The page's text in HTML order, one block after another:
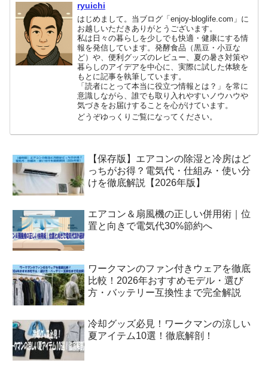
ryuichi
はじめまして。当ブログ「enjoy-bloglife.com」に
お越しいただきありがとうございます。
私は日々の暮らしを少しでも快適・健康にする情
報を発信しています。発酵食品（黒豆・小豆な
ど）や、便利グッズのレビュー、夏の暑さ対策や
暮らしのアイデアを中心に、実際に試した体験を
もとに記事を執筆しています。
「読者にとって本当に役立つ情報とは？」を常に
意識しながら、誰でも取り入れやすいノウハウや
気づきをお届けすることを心がけています。
どうぞゆっくりご覧になってください。
【保存版】エアコンの除湿と冷房はど
っちがお得？電気代・仕組み・使い分
けを徹底解説【2026年版】
エアコン＆扇風機の正しい併用術｜位
置と向きで電気代30%節約へ
ワークマンのファン付きウェアを徹底
比較！2026年おすすめモデル・選び
方・バッテリー互換性まで完全解説
冷却グッズ必見！ワークマンの涼しい
夏アイテム10選！徹底解剖！